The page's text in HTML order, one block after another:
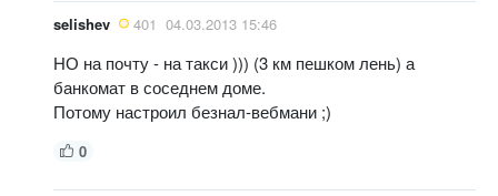
selishev 401 04.03.2013 15:46
НО на почту - на такси ))) (3 км пешком лень) а
банкомат в соседнем доме.
Потому настроил безнал-вебмани ;)
0